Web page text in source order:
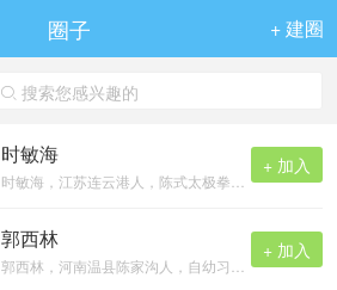
圈子 + 建圈
 搜索您感兴趣的
+ 加入
时敏海
+ 加入
郭西林